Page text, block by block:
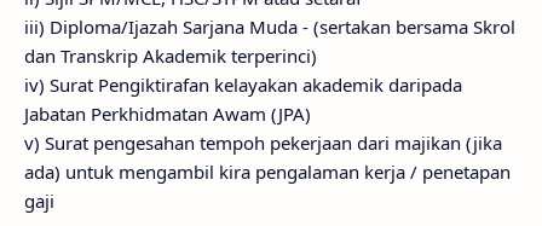
iii) Diploma/Ijazah Sarjana Muda - (sertakan bersama Skrol
dan Transkrip Akademik terperinci)
iv) Surat Pengiktirafan kelayakan akademik daripada
Jabatan Perkhidmatan Awam (JPA)
v) Surat pengesahan tempoh pekerjaan dari majikan (jika
ada) untuk mengambil kira pengalaman kerja / penetapan
gaji